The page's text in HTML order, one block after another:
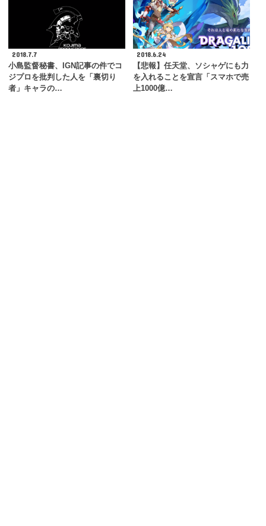
2018.7.7
小島監督秘書、IGN記事の件でコ
ジプロを批判した人を「裏切り
者」キャラの…
2018.6.24
【悲報】任天堂、ソシャゲにも力
を入れることを宣言「スマホで売
上1000億…